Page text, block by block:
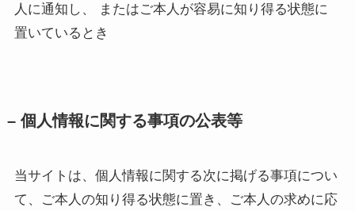
人に通知し、 またはご本人が容易に知り得る状態に
置いているとき
– 個人情報に関する事項の公表等
当サイトは、個人情報に関する次に掲げる事項につい
て、ご本人の知り得る状態に置き、ご本人の求めに応